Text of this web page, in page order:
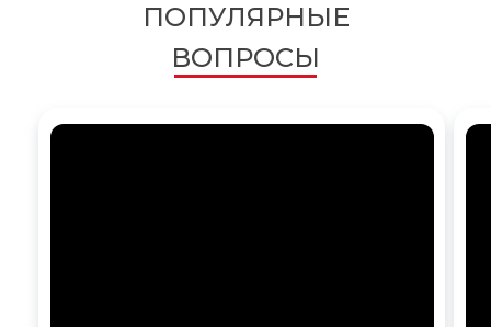
ПОПУЛЯРНЫЕ
ВОПРОСЫ